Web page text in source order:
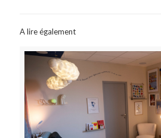
A lire également